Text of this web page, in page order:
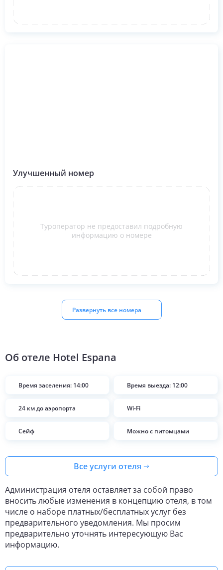
Улучшенный номер
Туроператор не предоставил подробную
информацию о номере
Развернуть все номера
Об отеле Hotel Espana
Время заселения: 14:00 Время выезда: 12:00
24 км до аэропорта Wi-Fi
Сейф Можно с питомцами
Все услуги отеля
Администрация отеля оставляет за собой право
вносить любые изменения в концепцию отеля, в том
числе о наборе платных/бесплатных услуг без
предварительного уведомления. Мы просим
предварительно уточнять интересующую Вас
информацию.